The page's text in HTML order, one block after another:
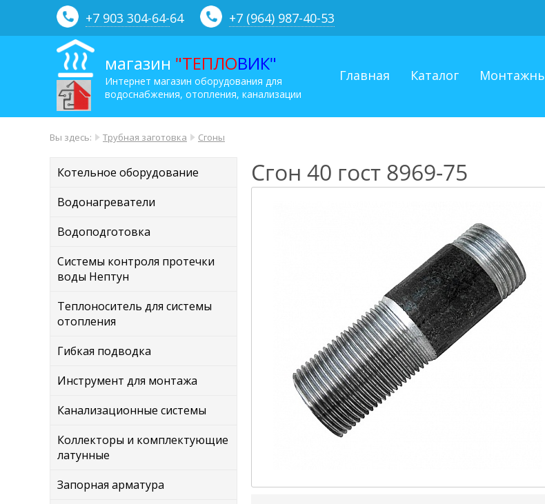
+7 903 304-64-64 +7 (964) 987-40-53
магазин "ТЕПЛОВИК"
Интернет магазин оборудования для
водоснабжения, отопления, канализации
Главная Каталог
Вы здесь: Трубная заготовка Сгоны
Котельное оборудование
Водонагреватели
Водоподготовка
Системы контроля протечки
воды Нептун
Теплоноситель для системы
отопления
Гибкая подводка
Инструмент для монтажа
Канализационные системы
Коллекторы и комплектующие
латунные
Запорная арматура
Сгон 40 гост 8969-75